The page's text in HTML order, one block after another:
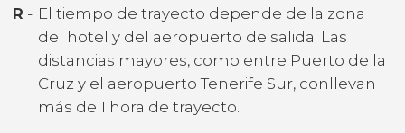
R - El tiempo de trayecto depende de la zona
del hotel y del aeropuerto de salida. Las
distancias mayores, como entre Puerto de la
Cruz y el aeropuerto Tenerife Sur, conllevan
más de 1 hora de trayecto.